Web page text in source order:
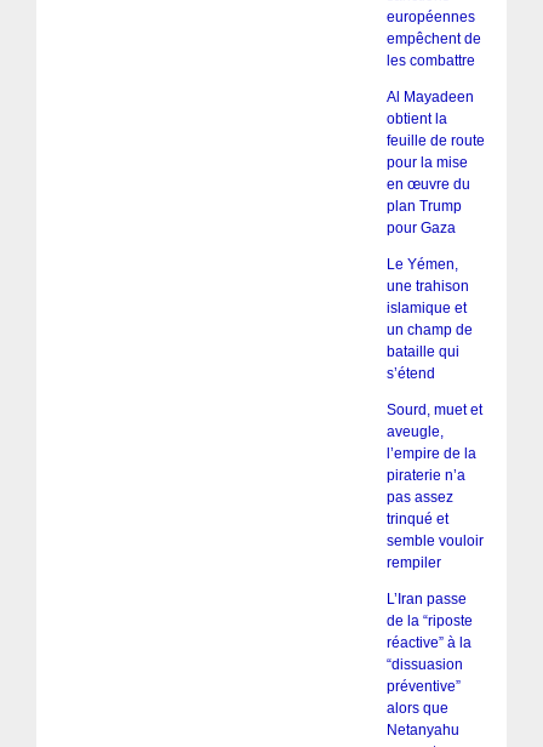
européennes
empêchent de
les combattre
Al Mayadeen
obtient la
feuille de route
pour la mise
en œuvre du
plan Trump
pour Gaza
Le Yémen,
une trahison
islamique et
un champ de
bataille qui
s’étend
Sourd, muet et
aveugle,
l’empire de la
piraterie n’a
pas assez
trinqué et
semble vouloir
rempiler
L’Iran passe
de la “riposte
réactive” à la
“dissuasion
préventive”
alors que
Netanyahu